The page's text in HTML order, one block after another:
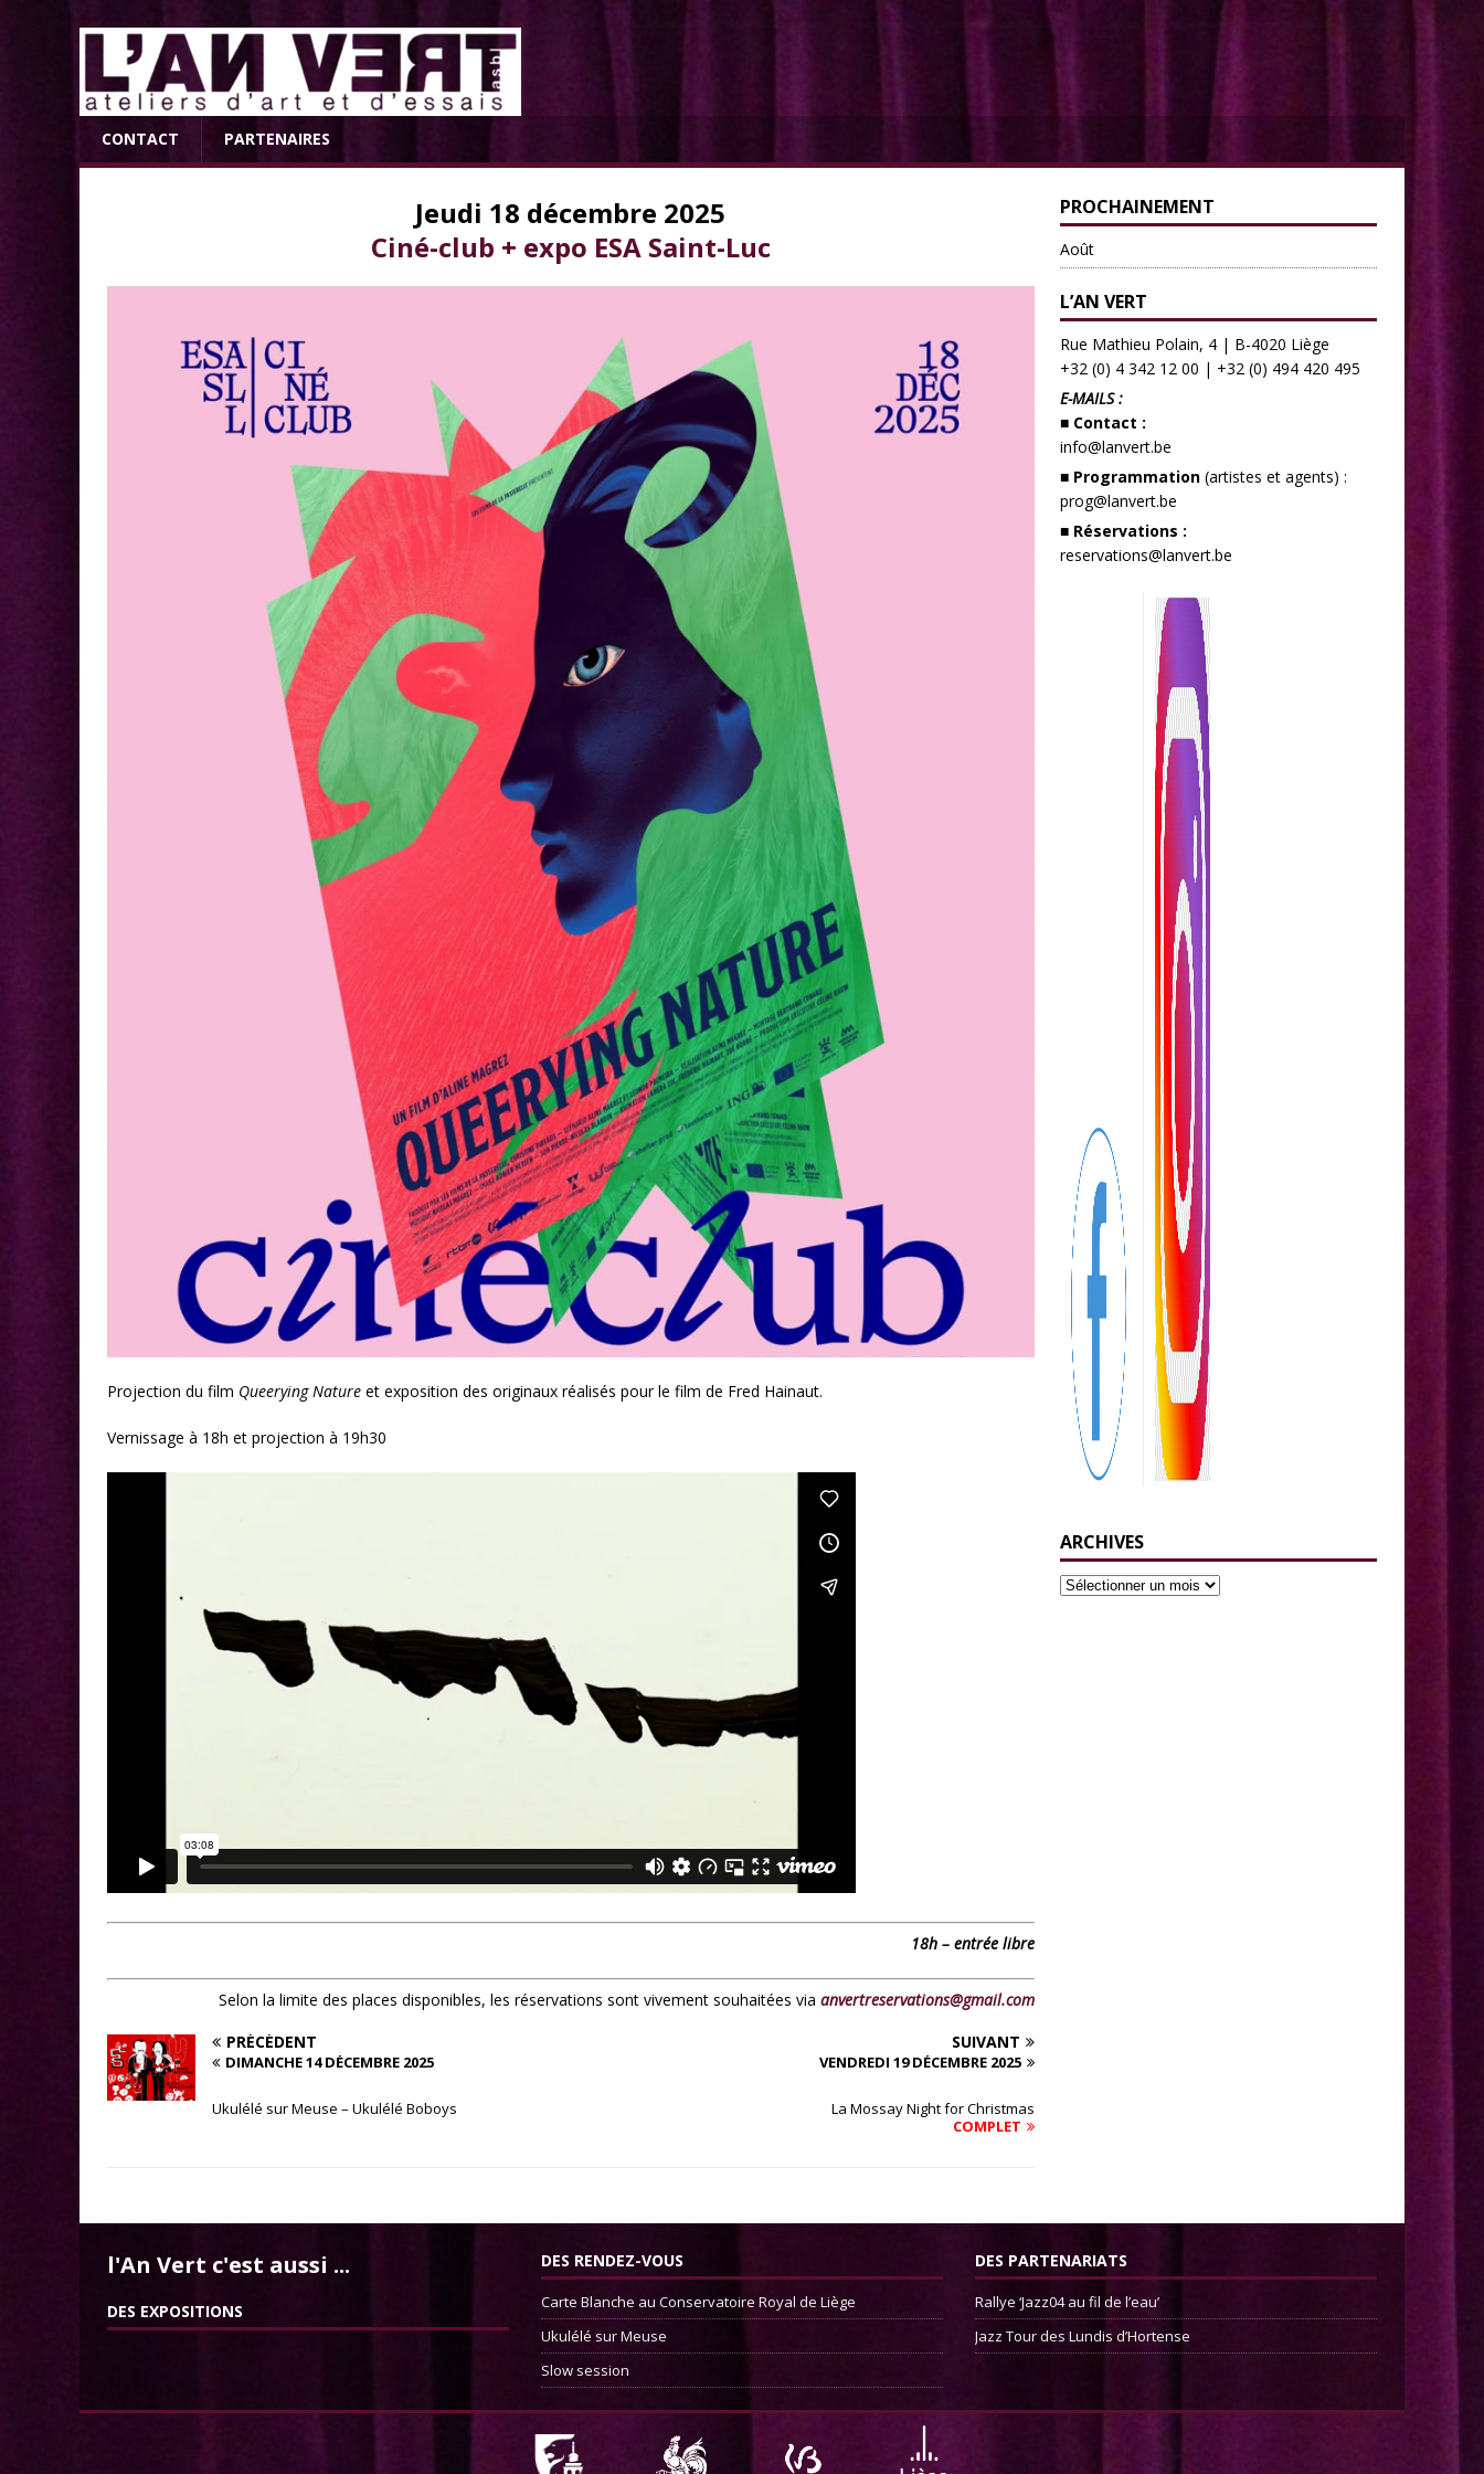
CONTACT PARTENAIRES
Jeudi 18 décembre 2025
Ciné-club + expo ESA Saint-Luc
Projection du film Queerying Nature et exposition des originaux réalisés pour le film de Fred Hainaut.
Vernissage à 18h et projection à 19h30
18h – entrée libre
Selon la limite des places disponibles, les réservations sont vivement souhaitées via anvertreservations@gmail.com
PRÉCÉDENT
DIMANCHE 14 DÉCEMBRE 2025
Ukulélé sur Meuse – Ukulélé Boboys
SUIVANT
VENDREDI 19 DÉCEMBRE 2025
La Mossay Night for Christmas
COMPLET
PROCHAINEMENT
Août
L’AN VERT
Rue Mathieu Polain, 4 | B-4020 Liège
+32 (0) 4 342 12 00 | +32 (0) 494 420 495
E-MAILS :
■ Contact :
info@lanvert.be
■ Programmation(artistes et agents) :
prog@lanvert.be
■ Réservations :
reservations@lanvert.be
ARCHIVES
l'An Vert c'est aussi ...
DES EXPOSITIONS
DES RENDEZ-VOUS
Carte Blanche au Conservatoire Royal de Liège
Ukulélé sur Meuse
Slow session
DES PARTENARIATS
Rallye ‘Jazz04 au fil de l’eau’
Jazz Tour des Lundis d’Hortense